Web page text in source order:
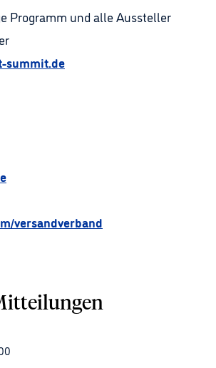
Programm und alle Aussteller
summit.de
versandverband